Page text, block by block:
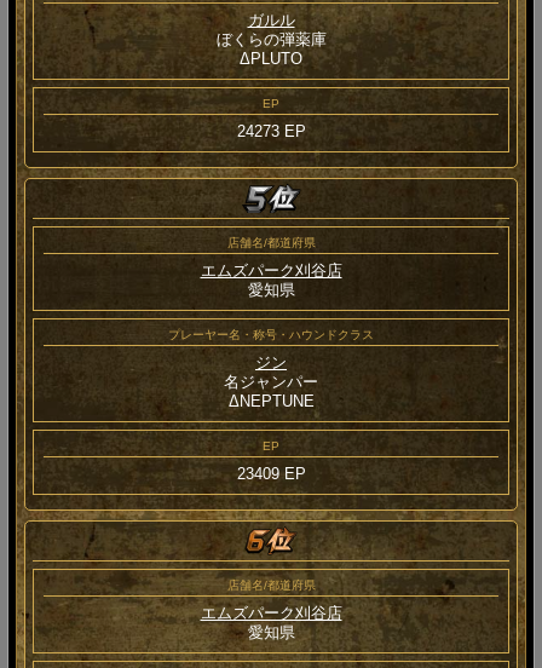
ガルル
ぼくらの弾薬庫
ΔPLUTO
EP
24273 EP
店舗名/都道府県
エムズパーク刈谷店
愛知県
プレーヤー名・称号・ハウンドクラス
ジン
名ジャンパー
ΔNEPTUNE
EP
23409 EP
店舗名/都道府県
エムズパーク刈谷店
愛知県